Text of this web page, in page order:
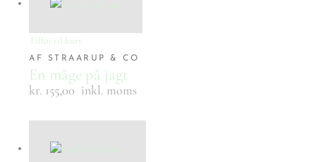
Tilføj til kurv
AF STRAARUP & CO
En måge på jagt
kr. 155,00 inkl. moms